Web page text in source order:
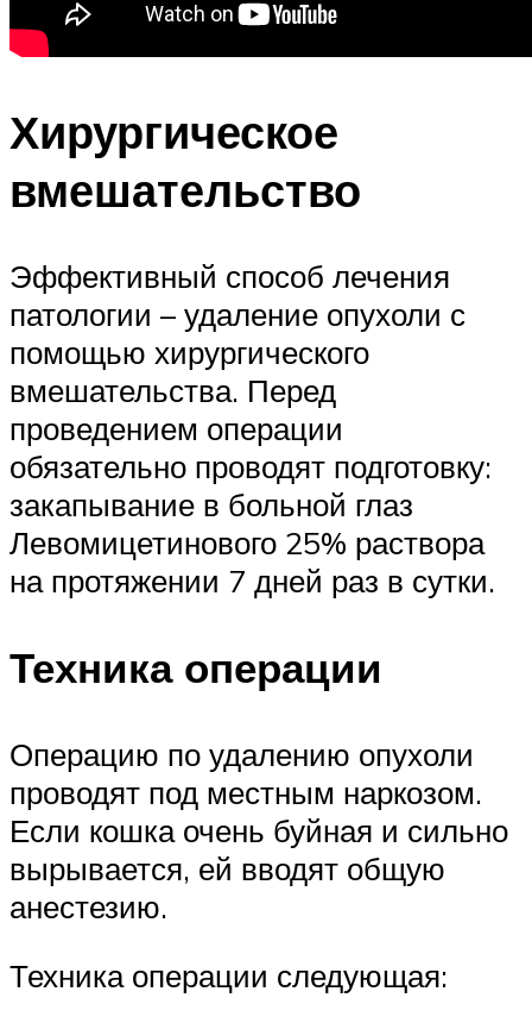
Хирургическое
вмешательство
Эффективный способ лечения
патологии – удаление опухоли с
помощью хирургического
вмешательства. Перед
проведением операции
обязательно проводят подготовку:
закапывание в больной глаз
Левомицетинового 25% раствора
на протяжении 7 дней раз в сутки.
Техника операции
Операцию по удалению опухоли
проводят под местным наркозом.
Если кошка очень буйная и сильно
вырывается, ей вводят общую
анестезию.
Техника операции следующая: